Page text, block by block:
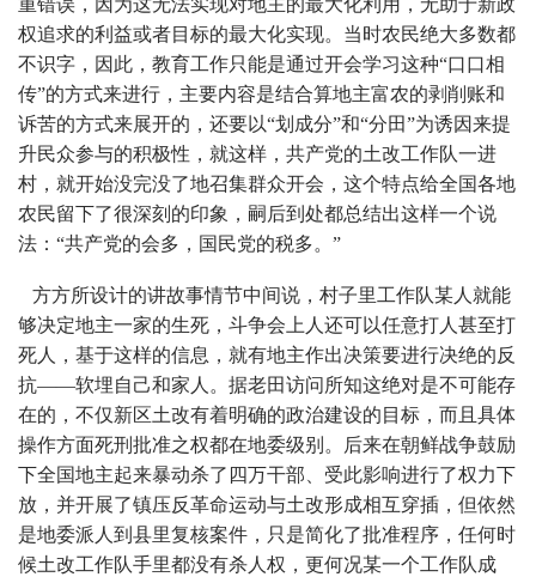
重错误，因为这无法实现对地主的最大化利用，无助于新政
权追求的利益或者目标的最大化实现。当时农民绝大多数都
不识字，因此，教育工作只能是通过开会学习这种“口口相
传”的方式来进行，主要内容是结合算地主富农的剥削账和
诉苦的方式来展开的，还要以“划成分”和“分田”为诱因来提
升民众参与的积极性，就这样，共产党的土改工作队一进
村，就开始没完没了地召集群众开会，这个特点给全国各地
农民留下了很深刻的印象，嗣后到处都总结出这样一个说
法：“共产党的会多，国民党的税多。”
方方所设计的讲故事情节中间说，村子里工作队某人就能
够决定地主一家的生死，斗争会上人还可以任意打人甚至打
死人，基于这样的信息，就有地主作出决策要进行决绝的反
抗——软埋自己和家人。据老田访问所知这绝对是不可能存
在的，不仅新区土改有着明确的政治建设的目标，而且具体
操作方面死刑批准之权都在地委级别。后来在朝鲜战争鼓励
下全国地主起来暴动杀了四万干部、受此影响进行了权力下
放，并开展了镇压反革命运动与土改形成相互穿插，但依然
是地委派人到县里复核案件，只是简化了批准程序，任何时
候土改工作队手里都没有杀人权，更何况某一个工作队成